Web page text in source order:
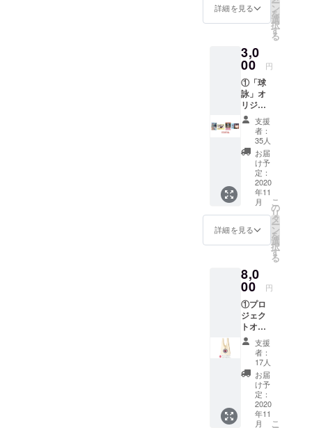
備考欄
い場合
は記載
されま
せんの
でご注
意くだ
さい。
不適切
なお名
前の記
入はお
やめく
ださ
い。
ため、
デザイ
ン・仕
更にな
る可能
性があ
りま
す。
※② 任
意。希
望する
方は記
載する
お名前
を備考
欄へ記
入をお
願いし
ます。
備考欄
い場合
は記載
されま
せんの
でご注
意くだ
さい。
不適切
なお名
前の記
入はお
やめく
ださ
い。
詳細を見る ン
を
選
択
す
る
3,0
00 円
①「球
詠」オ
リジナ
ルス
テッ
カー4種
②「球
詠」オ
リジナ
ルクリ
アファ
イル4種
③モザ
イク
アート
にお名
※①・②
監修中
のた
め、デ
ザイ
ン・仕
様は変
更にな
る可能
性があ
りま
す。
※③ 任
意。希
支援
者：
35人
お届
け予
定：
2020
年11
月
詳細を見る
こ
の
リ
タ
ー
ン
を
選
択
す
る
8,0
00 円
①プロ
ジェク
トオリ
ジナル
越谷
グッズ
パック
【内
容】 ・
プロ
ジェク
支援
者：
17人
お届
け予
定：
2020
年11
月
こ